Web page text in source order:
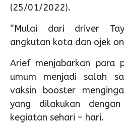
(25/01/2022).
“Mulai dari driver
angkutan kota dan ojek
Arief menjabarkan para
umum menjadi salah
vaksin booster
yang dilakukan
kegiatan sehari – hari.